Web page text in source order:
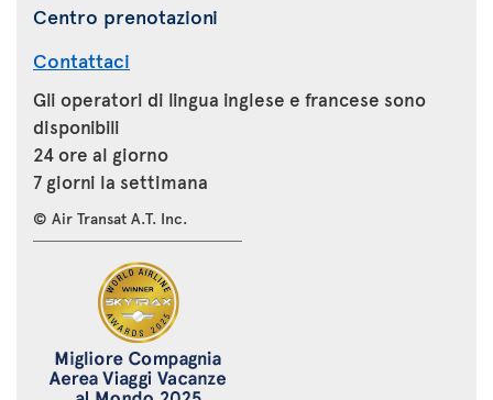
Centro prenotazioni
Contattaci
Gli operatori di lingua inglese e francese sono
disponibili
24 ore al giorno
7 giorni la settimana
© Air Transat A.T. Inc.